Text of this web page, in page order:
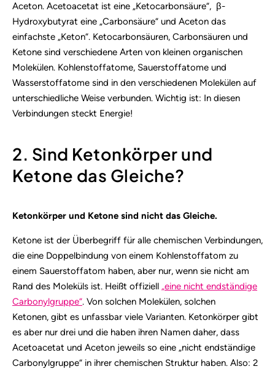
Aceton. Acetoacetat ist eine „Ketocarbonsäure“, β-
Hydroxybutyrat eine „Carbonsäure“ und Aceton das
einfachste „Keton“. Ketocarbonsäuren, Carbonsäuren und
Ketone sind verschiedene Arten von kleinen organischen
Molekülen. Kohlenstoffatome, Sauerstoffatome und
Wasserstoffatome sind in den verschiedenen Molekülen auf
unterschiedliche Weise verbunden. Wichtig ist: In diesen
Verbindungen steckt Energie!
2. Sind Ketonkörper und
Ketone das Gleiche?
Ketonkörper und Ketone sind nicht das Gleiche.
Ketone ist der Überbegriff für alle chemischen Verbindungen,
die eine Doppelbindung von einem Kohlenstoffatom zu
einem Sauerstoffatom haben, aber nur, wenn sie nicht am
Rand des Moleküls ist. Heißt offiziell „eine nicht endständige
Carbonylgruppe“. Von solchen Molekülen, solchen
Ketonen, gibt es unfassbar viele Varianten. Ketonkörper gibt
es aber nur drei und die haben ihren Namen daher, dass
Acetoacetat und Aceton jeweils so eine „nicht endständige
Carbonylgruppe“ in ihrer chemischen Struktur haben. Also: 2